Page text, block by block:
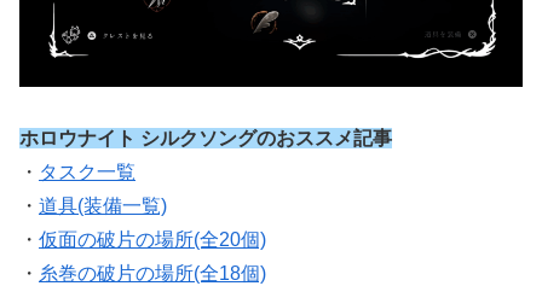
ホロウナイト シルクソングのおススメ記事
・ タスク一覧
・ 道具(装備一覧)
・ 仮面の破片の場所(全20個)
・ 糸巻の破片の場所(全18個)